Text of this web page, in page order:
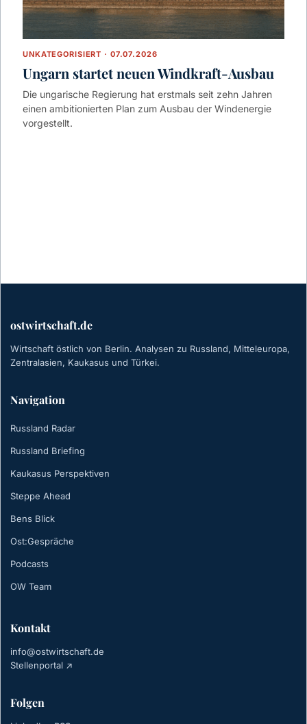
UNKATEGORISIERT · 07.07.2026
Ungarn startet neuen Windkraft-Ausbau
Die ungarische Regierung hat erstmals seit zehn Jahren
einen ambitionierten Plan zum Ausbau der Windenergie
vorgestellt.
ostwirtschaft.de
Wirtschaft östlich von Berlin. Analysen zu Russland, Mitteleuropa,
Zentralasien, Kaukasus und Türkei.
Navigation
Russland Radar
Russland Briefing
Kaukasus Perspektiven
Steppe Ahead
Bens Blick
Ost:Gespräche
Podcasts
OW Team
Kontakt
info@ostwirtschaft.de
Stellenportal ↗
Folgen